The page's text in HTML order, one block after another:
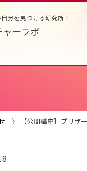
分を見つける研究所！
ャーラボ
〉 【公開講座】プリザ